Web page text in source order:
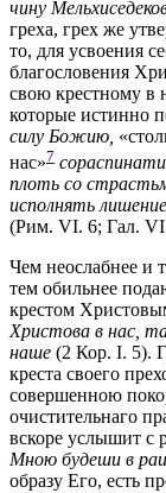
чину
греха, грех же
то, для усвоения
благословения
свою крестному в
которые истинно
силу Божию,
нас»7
плоть со
исполнять
(Рим. VI. 6; Гал.
Чем неослабнее и
тем обильнее
крестом
Христова в нас,
наше (2 Кор. I. 5).
креста своего
совершенною
очистительнаго
вскоре услышит с
Мною будеши в
образу Его, есть